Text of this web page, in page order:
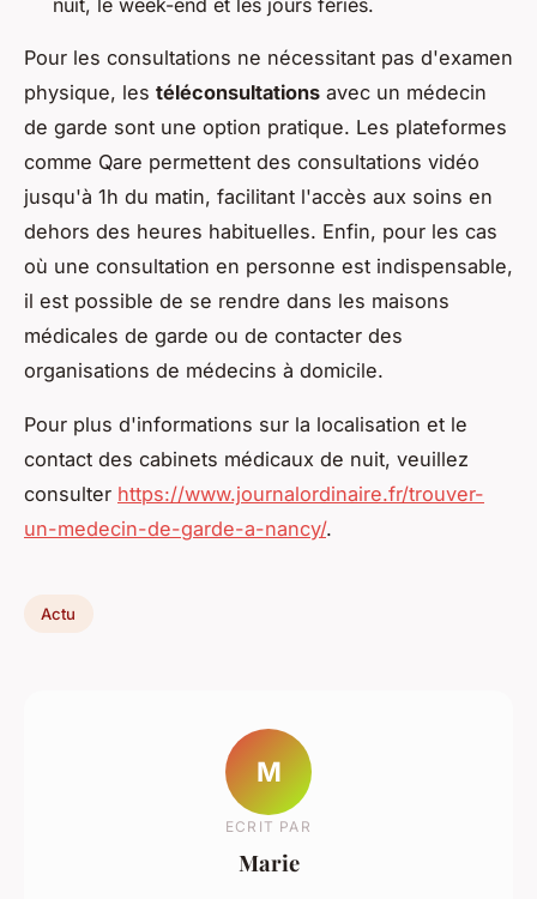
nuit, le week-end et les jours fériés.
Pour les consultations ne nécessitant pas d'examen
physique, les téléconsultations avec un médecin
de garde sont une option pratique. Les plateformes
comme Qare permettent des consultations vidéo
jusqu'à 1h du matin, facilitant l'accès aux soins en
dehors des heures habituelles. Enfin, pour les cas
où une consultation en personne est indispensable,
il est possible de se rendre dans les maisons
médicales de garde ou de contacter des
organisations de médecins à domicile.
Pour plus d'informations sur la localisation et le
contact des cabinets médicaux de nuit, veuillez
consulter https://www.journalordinaire.fr/trouver-
un-medecin-de-garde-a-nancy/.
Actu
M
ECRIT PAR
Marie